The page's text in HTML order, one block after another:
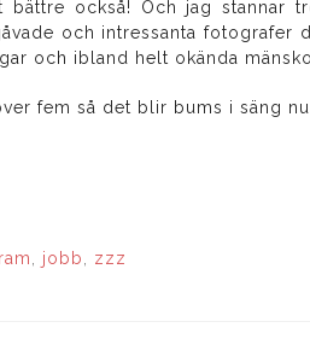
bättre också! Och jag stannar
och intressanta
och ibland helt okända
fem så det blir bums i säng
, jobb, zzz